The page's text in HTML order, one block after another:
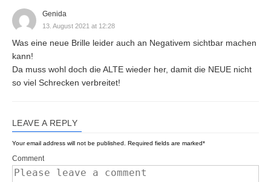
Genida
13. August 2021 at 12:28
Was eine neue Brille leider auch an Negativem sichtbar machen
kann!
Da muss wohl doch die ALTE wieder her, damit die NEUE nicht
so viel Schrecken verbreitet!
LEAVE A REPLY
Your email address will not be published. Required fields are marked*
Comment